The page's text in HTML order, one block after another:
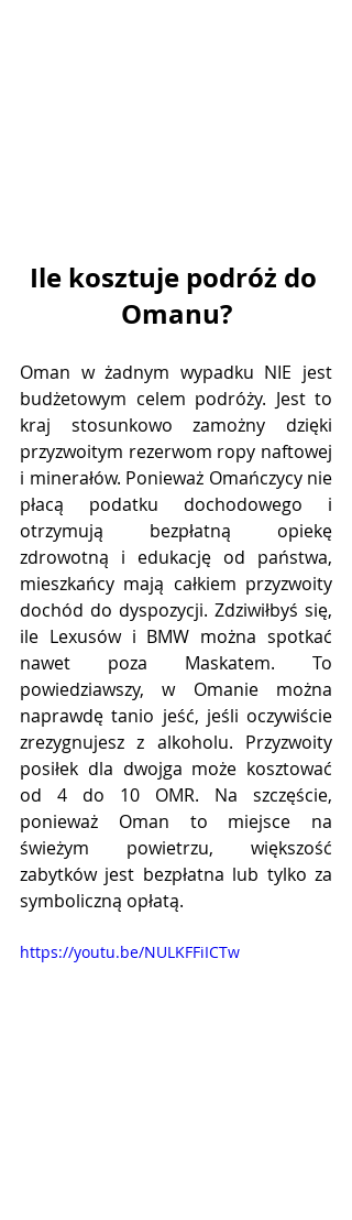
Ile kosztuje podróż do
Omanu?
Oman w żadnym wypadku NIE jest
budżetowym celem podróży. Jest to
kraj stosunkowo zamożny dzięki
przyzwoitym rezerwom ropy naftowej
i minerałów. Ponieważ Omańczycy nie
płacą podatku dochodowego i
otrzymują bezpłatną opiekę
zdrowotną i edukację od państwa,
mieszkańcy mają całkiem przyzwoity
dochód do dyspozycji. Zdziwiłbyś się,
ile Lexusów i BMW można spotkać
nawet poza Maskatem. To
powiedziawszy, w Omanie można
naprawdę tanio jeść, jeśli oczywiście
zrezygnujesz z alkoholu. Przyzwoity
posiłek dla dwojga może kosztować
od 4 do 10 OMR. Na szczęście,
ponieważ Oman to miejsce na
świeżym powietrzu, większość
zabytków jest bezpłatna lub tylko za
symboliczną opłatą.
https://youtu.be/NULKFFiICTw